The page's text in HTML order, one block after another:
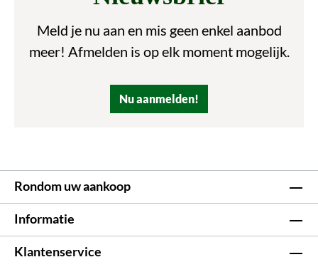
Meld je nu aan en mis geen enkel aanbod
meer! Afmelden is op elk moment mogelijk.
Nu aanmelden!
Rondom uw aankoop
Informatie
Klantenservice